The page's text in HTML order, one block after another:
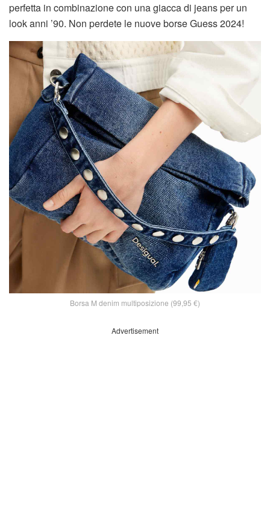
perfetta in combinazione con una giacca di jeans per un
look anni ’90. Non perdete le nuove borse Guess 2024!
Borsa M denim multiposizione (99,95 €)
Advertisement